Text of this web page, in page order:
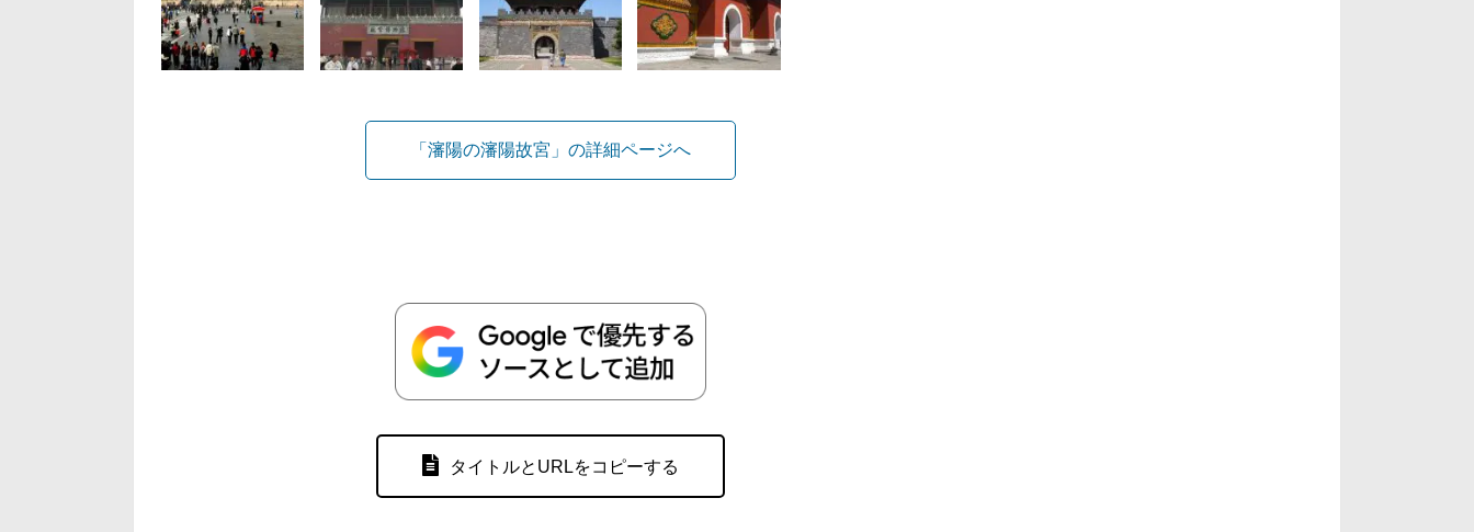
「瀋陽の瀋陽故宮」の詳細ページへ
タイトルとURLをコピーする